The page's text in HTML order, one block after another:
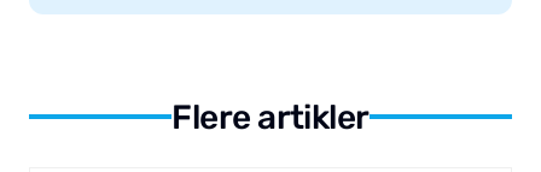
Flere artikler